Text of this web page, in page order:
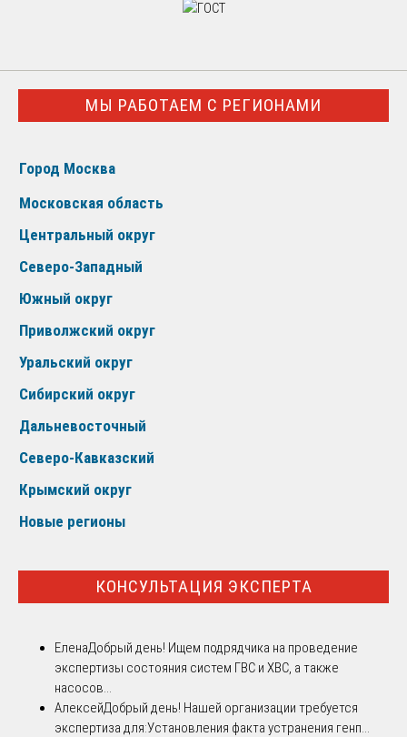
МЫ РАБОТАЕМ С РЕГИОНАМИ
Город Москва
Московская область
Центральный округ
Северо-Западный
Южный округ
Приволжский округ
Уральский округ
Сибирский округ
Дальневосточный
Северо-Кавказский
Крымский округ
Новые регионы
КОНСУЛЬТАЦИЯ ЭКСПЕРТА
ЕленаДобрый день! Ищем подрядчика на проведение
экспертизы состояния систем ГВС и ХВС, а также
насосов...
АлексейДобрый день! Нашей организации требуется
экспертиза для:Установления факта устранения генп...